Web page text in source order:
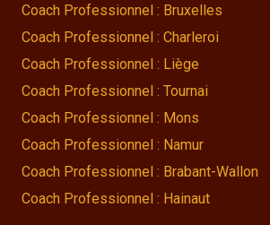
Coach Professionnel : Bruxelles
Coach Professionnel : Charleroi
Coach Professionnel : Liège
Coach Professionnel : Tournai
Coach Professionnel : Mons
Coach Professionnel : Namur
Coach Professionnel : Brabant-Wallon
Coach Professionnel : Hainaut